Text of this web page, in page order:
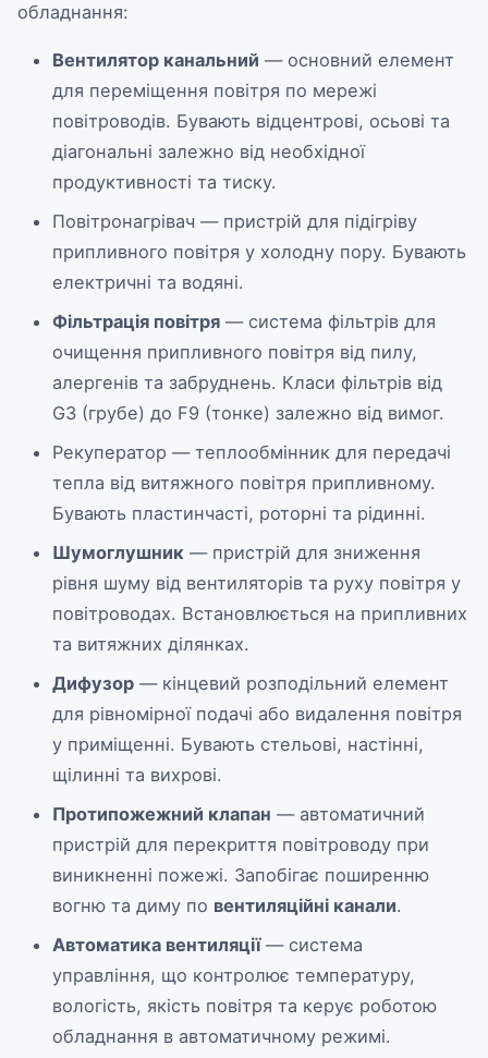
обладнання:
Вентилятор канальний — основний елемент
для переміщення повітря по мережі
повітроводів. Бувають відцентрові, осьові та
діагональні залежно від необхідної
продуктивності та тиску.
Повітронагрівач — пристрій для підігріву
припливного повітря у холодну пору. Бувають
електричні та водяні.
Фільтрація повітря — система фільтрів для
очищення припливного повітря від пилу,
алергенів та забруднень. Класи фільтрів від
G3 (грубе) до F9 (тонке) залежно від вимог.
Рекуператор — теплообмінник для передачі
тепла від витяжного повітря припливному.
Бувають пластинчасті, роторні та рідинні.
Шумоглушник — пристрій для зниження
рівня шуму від вентиляторів та руху повітря у
повітроводах. Встановлюється на припливних
та витяжних ділянках.
Дифузор — кінцевий розподільний елемент
для рівномірної подачі або видалення повітря
у приміщенні. Бувають стельові, настінні,
щілинні та вихрові.
Протипожежний клапан — автоматичний
пристрій для перекриття повітроводу при
виникненні пожежі. Запобігає поширенню
вогню та диму по вентиляційні канали.
Автоматика вентиляції— система
управління, що контролює температуру,
вологість, якість повітря та керує роботою
обладнання в автоматичному режимі.